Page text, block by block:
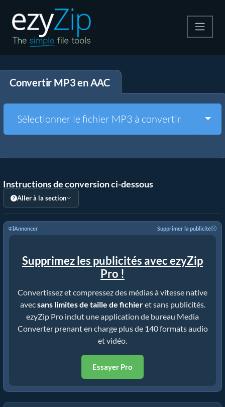
Décompresser
Autres outils
Convertir MP3 en AAC
Sélectionner le fichier MP3 à convertir
Instructions de conversion ci-dessous
Aller à la section
Annoncer Supprimer la publicité
Supprimez les publicités avec ezyZip
Pro !
Convertissez et compressez des médias à vitesse native
avecsans limites de taille de fichieret sans publicités.
ezyZip Pro inclut une application de bureau Media
Converter prenant en charge plus de 140 formats audio
et vidéo.
Essayer Pro